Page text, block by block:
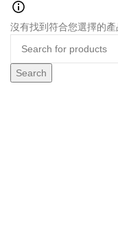
沒有找到符合您選擇的產
Search